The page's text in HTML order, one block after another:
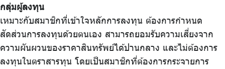
กลุ่มผู้ลงทุน
เหมาะกับสมาชิกที่เข้าใจหลักการลงทุน ต้องการกำหนด
สัดส่วนการลงทุนด้วยตนเอง สามารถยอมรับความเสี่ยงจาก
ความผันผวนของราคาสินทรัพย์ได้ปานกลาง และไม่ต้องการ
ลงทุนในตราสารทุน โดยเป็นสมาชิกที่ต้องการกระจายการ